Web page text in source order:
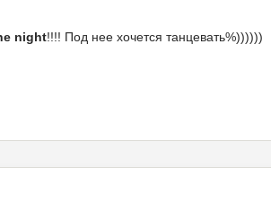
night!!!! Под нее хочется танцевать%))))))